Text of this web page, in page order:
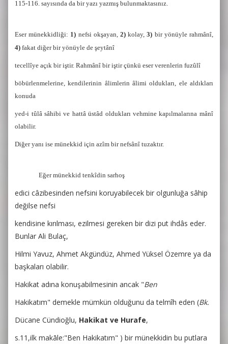
115-116. sayısında da bir yazı yazmış bulunmaktasınız.
Eser münekkidliği: 1) nefsi okşayan,2)kolay,3) bir yönüyle rahmânî,
4)fakat diğer bir yönüyle de şeytânî
tecellîye açık bir iştir. Rahmânî bir iştir çünkü eser verenlerin fuzûlî
böbürlenmelerine, kendilerinin âlimlerin âlimi oldukları, ele aldıkları
konuda
yed-i tûlâ sâhibi ve hattâ üstâd oldukları vehmine kapılmalarına mânî
olabilir.
Diğer yanı ise münekkid için azîm bir nefsânî tuzaktır.
Eğer münekkid tenkîdin sarhoş
edici câzibesinden nefsini koruyabilecek bir olgunluğa sâhip
değilse nefsi
kendisine kırılması, ezilmesi gereken bir dizi put ihdâs eder.
Bunlar Ali Bulaç,
Hilmi Yavuz, Ahmet Akgündüz, Ahmed Yüksel Özemre ya da
başkaları olabilir.
Hakikat adına konuşabilmesinin ancak "Ben
Hakikatım" demekle mümkün olduğunu da telmîh eden (Bk.
Dücane Cündioğlu, Hakikat ve Hurafe,
s.11,ilk makāle:"Ben Hakikatım" ) bir münekkidin bu putlara